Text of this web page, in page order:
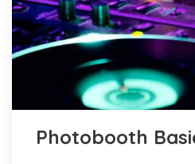
Photobooth